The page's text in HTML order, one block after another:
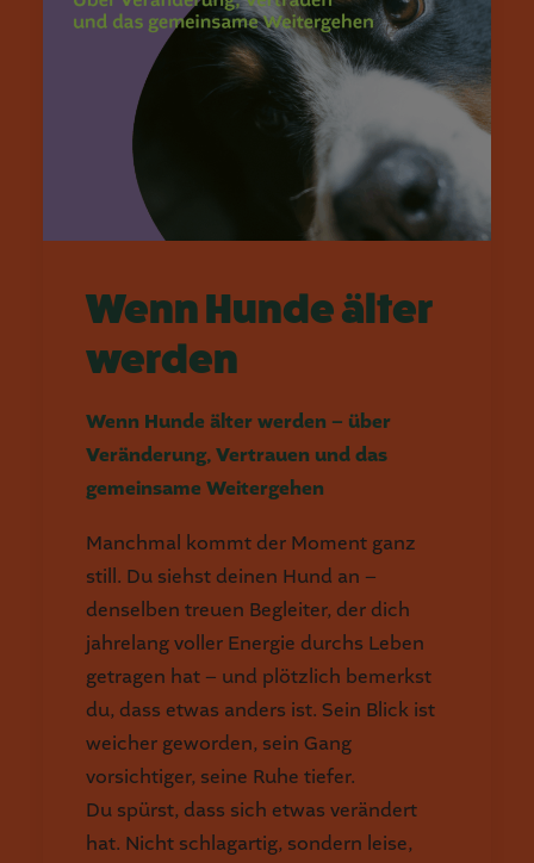
Wenn Hunde älter
werden
Wenn Hunde älter werden – über
Veränderung, Vertrauen und das
gemeinsame Weitergehen
Manchmal kommt der Moment ganz
still. Du siehst deinen Hund an –
denselben treuen Begleiter, der dich
jahrelang voller Energie durchs Leben
getragen hat – und plötzlich bemerkst
du, dass etwas anders ist. Sein Blick ist
weicher geworden, sein Gang
vorsichtiger, seine Ruhe tiefer.
Du spürst, dass sich etwas verändert
hat. Nicht schlagartig, sondern leise,